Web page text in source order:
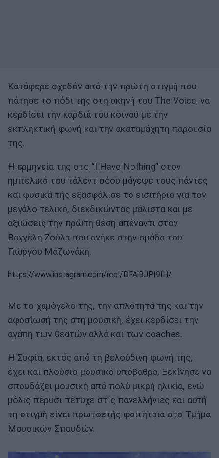
Κατάφερε σχεδόν από την πρώτη στιγμή που
πάτησε το πόδι της στη σκηνή του The Voice, να
κερδίσει την καρδιά του κοινού με την
εκπληκτική φωνή και την ακαταμάχητη παρουσία
της.
Η ερμηνεία της στο “I Have Nothing” στον
ημιτελικό του τάλεντ σόου μάγεψε τους πάντες
και φυσικά τής εξασφάλισε το εισιτήριο για τον
μεγάλο τελικό, διεκδικώντας μάλιστα και με
αξιώσεις την πρώτη θέση απέναντι στον
Βαγγέλη Ζούλα που ανήκε στην ομάδα του
Γιώργου Μαζωνάκη.
https://www.instagram.com/reel/DFAiBJPI9IH/
Με το χαμόγελό της, την απλότητά της και την
αφοσίωσή της στη μουσική, έχει κερδίσει την
αγάπη των θεατών αλλά και των coaches.
Η Σοφία, εκτός από τη βελούδινη φωνή της,
έχει και πλούσιο μουσικό υπόβαθρο. Ξεκίνησε να
σπουδάζει μουσική από πολύ μικρή ηλικία, ενώ
μόλις πέρυσι πέτυχε στις πανελλήνιες και αυτή
τη στιγμή είναι πρωτοετής φοιτήτρια στο Τμήμα
Μουσικών Σπουδών.